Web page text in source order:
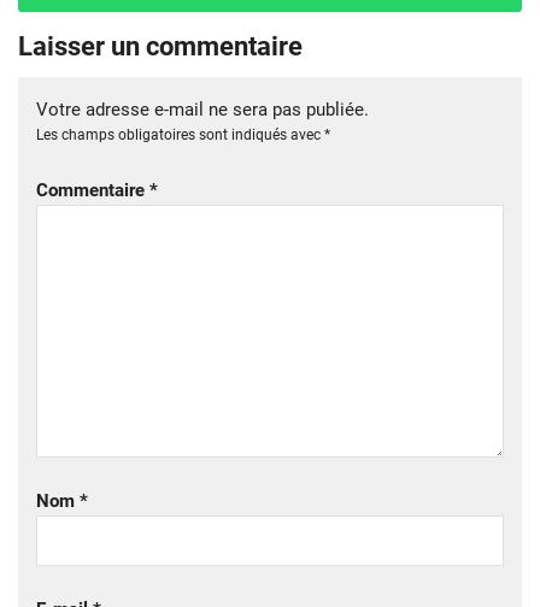
Laisser un commentaire
Votre adresse e-mail ne sera pas publiée.
Les champs obligatoires sont indiqués avec *
Commentaire *
Nom *